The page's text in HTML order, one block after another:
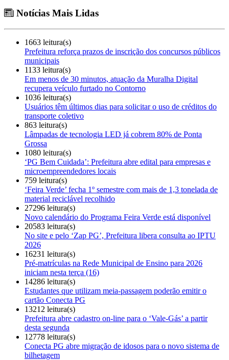
Notícias Mais Lidas
1663 leitura(s)
Prefeitura reforça prazos de inscrição dos concursos públicos
municipais
1133 leitura(s)
Em menos de 30 minutos, atuação da Muralha Digital
recupera veículo furtado no Contorno
1036 leitura(s)
Usuários têm últimos dias para solicitar o uso de créditos do
transporte coletivo
863 leitura(s)
Lâmpadas de tecnologia LED já cobrem 80% de Ponta
Grossa
1080 leitura(s)
‘PG Bem Cuidada’: Prefeitura abre edital para empresas e
microempreendedores locais
759 leitura(s)
‘Feira Verde’ fecha 1º semestre com mais de 1,3 tonelada de
material reciclável recolhido
27296 leitura(s)
Novo calendário do Programa Feira Verde está disponível
20583 leitura(s)
No site e pelo ‘Zap PG’, Prefeitura libera consulta ao IPTU
2026
16231 leitura(s)
Pré-matrículas na Rede Municipal de Ensino para 2026
iniciam nesta terça (16)
14286 leitura(s)
Estudantes que utilizam meia-passagem poderão emitir o
cartão Conecta PG
13212 leitura(s)
Prefeitura abre cadastro on-line para o ‘Vale-Gás’ a partir
desta segunda
12778 leitura(s)
Conecta PG abre migração de idosos para o novo sistema de
bilhetagem